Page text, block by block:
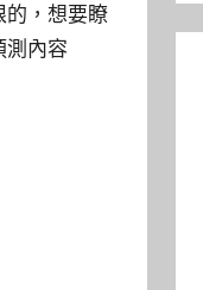
的，想要瞭
測內容